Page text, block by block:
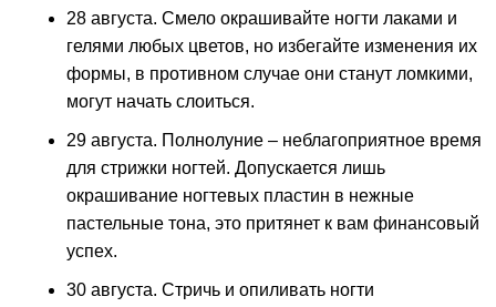
28 августа. Смело окрашивайте ногти лаками и
гелями любых цветов, но избегайте изменения их
формы, в противном случае они станут ломкими,
могут начать слоиться.
29 августа. Полнолуние – неблагоприятное время
для стрижки ногтей. Допускается лишь
окрашивание ногтевых пластин в нежные
пастельные тона, это притянет к вам финансовый
успех.
30 августа. Стричь и опиливать ногти